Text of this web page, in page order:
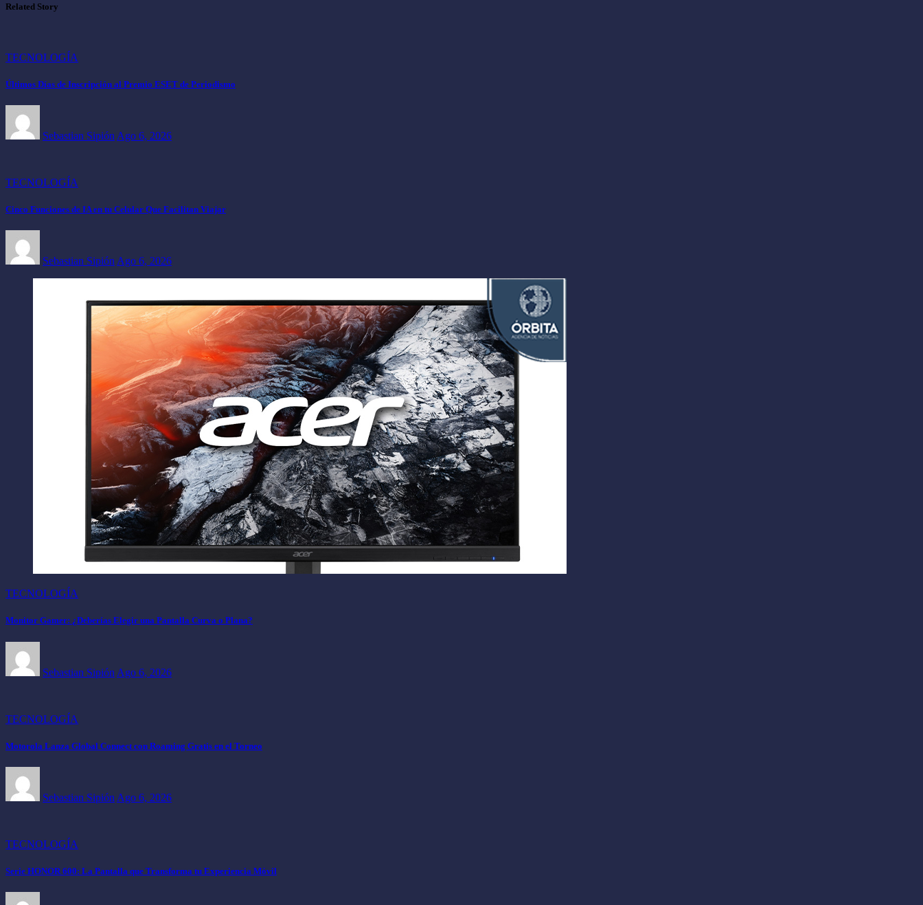
Related Story
TECNOLOGÍA
Últimos Días de Inscripción al Premio ESET de Periodismo
Sebastian Sipión Ago 6, 2026
TECNOLOGÍA
Cinco Funciones de IA en tu Celular Que Facilitan Viajar
Sebastian Sipión Ago 6, 2026
TECNOLOGÍA
Monitor Gamer: ¿Deberías Elegir una Pantalla Curva o Plana?
Sebastian Sipión Ago 6, 2026
TECNOLOGÍA
Motorola Lanza Global Connect con Roaming Gratis en el Torneo
Sebastian Sipión Ago 6, 2026
TECNOLOGÍA
Serie HONOR 600: La Pantalla que Transforma tu Experiencia Móvil